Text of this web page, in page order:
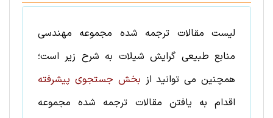
لیست مقالات ترجمه شده مجموعه مهندسی
منابع طبيعی گرایش شیلات به شرح زیر است؛
همچنین می توانید از بخش جستجوی پیشرفته
اقدام به یافتن مقالات ترجمه شده مجموعه